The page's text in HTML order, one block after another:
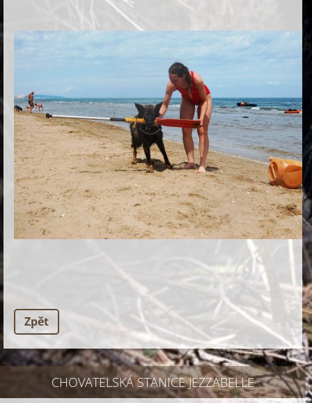
Zpět
CHOVATELSKÁ STANICE JEZZABELLE